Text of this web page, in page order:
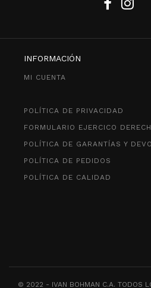
INFORMACIÓN
MI CUENTA
POLÍTICA DE PRIVACIDAD
FORMULARIO EJERCICO
POLÍTICA DE GARANTÍAS Y
POLÍTICA DE PEDIDOS
POLÍTICA DE CALIDAD
© 2022 - IVAN BOHMAN C.A. TODOS